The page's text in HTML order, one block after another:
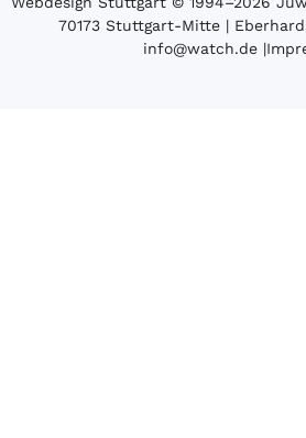
70173 Stuttgart-Mitte |
info@watch.de |